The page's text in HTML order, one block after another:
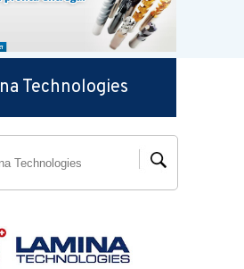
Technologies